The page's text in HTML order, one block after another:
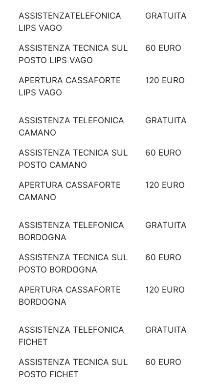
ASSISTENZATELEFONICA
LIPS VAGO
GRATUITA
ASSISTENZA TECNICA SUL
POSTO LIPS VAGO
60 EURO
APERTURA CASSAFORTE
LIPS VAGO
120 EURO
ASSISTENZA TELEFONICA
CAMANO
GRATUITA
ASSISTENZA TECNICA SUL
POSTO CAMANO
60 EURO
APERTURA CASSAFORTE
CAMANO
120 EURO
ASSISTENZA TELEFONICA
BORDOGNA
GRATUITA
ASSISTENZA TECNICA SUL
POSTO BORDOGNA
60 EURO
APERTURA CASSAFORTE
BORDOGNA
120 EURO
ASSISTENZA TELEFONICA
FICHET
GRATUITA
ASSISTENZA TECNICA SUL
POSTO FICHET
60 EURO